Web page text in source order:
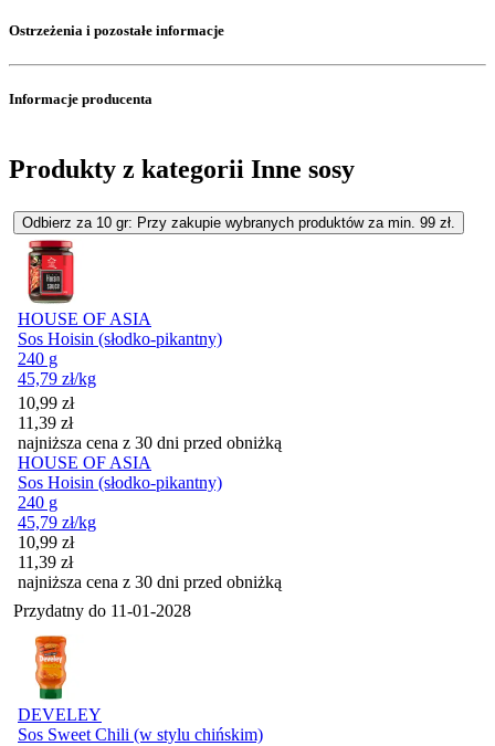
Ostrzeżenia i pozostałe informacje
Informacje producenta
Produkty z kategorii Inne sosy
Odbierz za 10 gr: Przy zakupie wybranych produktów za min. 99 zł.
HOUSE OF ASIA
Sos Hoisin (słodko-pikantny)
240 g
45,79 zł/kg
Cena promocyjna
10,99 zł
11,39 zł
najniższa cena z 30 dni przed obniżką
HOUSE OF ASIA
Sos Hoisin (słodko-pikantny)
240 g
45,79 zł/kg
Cena promocyjna
10,99 zł
11,39 zł
najniższa cena z 30 dni przed obniżką
Przydatny do 11-01-2028
DEVELEY
Sos Sweet Chili (w stylu chińskim)